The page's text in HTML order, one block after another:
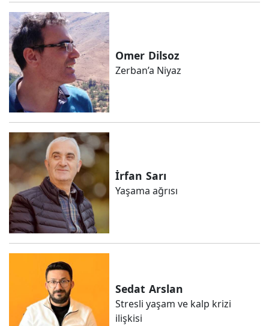
Omer Dilsoz
Zerban’a Niyaz
İrfan Sarı
Yaşama ağrısı
Sedat Arslan
Stresli yaşam ve kalp krizi
ilişkisi